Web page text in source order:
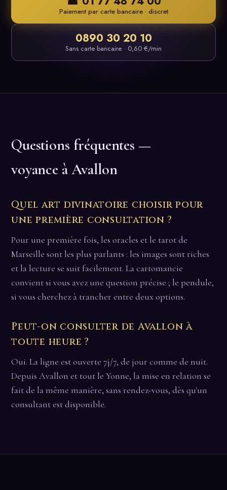
Paiement par carte bancaire · discret
0890 30 20 10
Sans carte bancaire · 0,60 €/min
Questions fréquentes —
voyance à Avallon
Quel art divinatoire choisir pour
une première consultation ?
Pour une première fois, les oracles et le tarot de
Marseille sont les plus parlants : les images sont riches
et la lecture se suit facilement. La cartomancie
convient si vous avez une question précise ; le pendule,
si vous cherchez à trancher entre deux options.
Peut-on consulter de Avallon à
toute heure ?
Oui. La ligne est ouverte 7j/7, de jour comme de nuit.
Depuis Avallon et tout le Yonne, la mise en relation se
fait de la même manière, sans rendez-vous, dès qu'un
consultant est disponible.